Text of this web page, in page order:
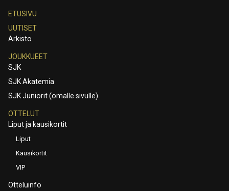
ETUSIVU
UUTISET
Arkisto
JOUKKUEET
SJK
SJK Akatemia
SJK Juniorit (omalle sivulle)
OTTELUT
Liput ja kausikortit
Liput
Kausikortit
VIP
Otteluinfo